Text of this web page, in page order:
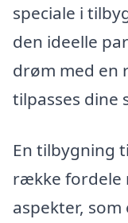
speciale i
den ideelle
drøm med en
tilpasses dine
En tilbygning
række fordele
aspekter,